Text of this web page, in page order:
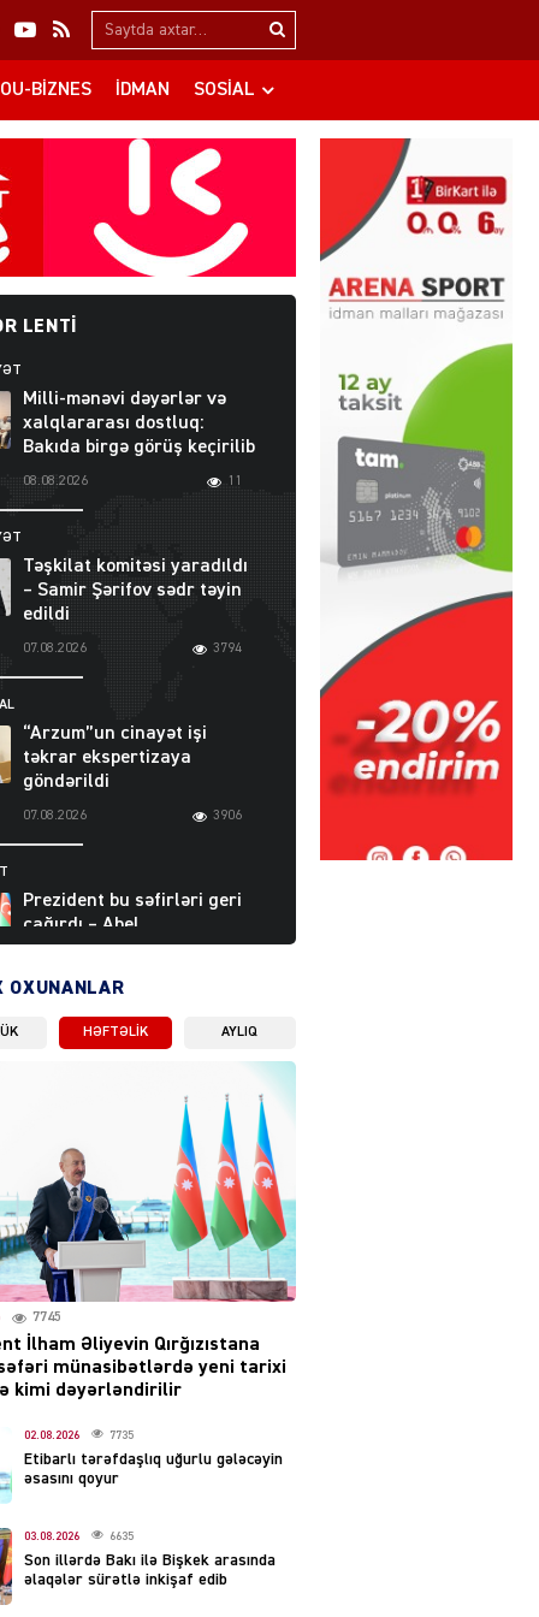
Search…
BIZNES İDMAN SOSIAL
LENTI
Milli-mənəvi dəyərlər və
xalqlararası dostluq:
Bakıda birgə görüş keçirilib
08.08.2026 11
Təşkilat komitəsi yaradıldı
– Samir Şərifov sədr təyin
edildi
07.08.2026 3794
“Arzum”un cinayət işi
təkrar ekspertizaya
göndərildi
07.08.2026 3906
Prezident bu səfirləri geri
çağırdı – Abel
Məhərrəmovun oğlu da var
07.08.2026
5493
Rusiya-Ukrayna
münaqişəsinin həllində
irəliləyiş var – Tramp
07.08.2026 5504
Prezident 2 fərman
imzaladı
07.08.2026
“Tramp yolu”na HƏMLƏ –
REAKSİYA
OXUNANLAR
HƏFTƏLIK AYLIQ
7745
İlham Əliyevin Qırğızıstana
münasibətlərdə yeni tarixi
kimi dəyərləndirilir
02.08.2026 7735
Etibarlı tərəfdaşlıq uğurlu gələcəyin
əsasını qoyur
03.08.2026 6635
Son illərdə Bakı ilə Bişkek arasında
əlaqələr sürətlə inkişaf edib